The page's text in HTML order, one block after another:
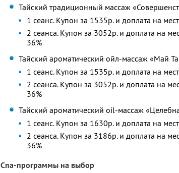
Тайский традиционный массаж
1 сеанс. Купон за 1535р. и доплата на
2 сеанса. Купон за 3052р. и доплата на
36%
Тайский ароматический ойл-массаж «Май
1 сеанс. Купон за 1535р. и доплата на
2 сеанса. Купон за 3052р. и доплата на
36%
Тайский ароматический oil-массаж
1 сеанс. Купон за 1630р. и доплата на
2 сеанса. Купон за 3186р. и доплата на
36%
Спа-программы на выбор